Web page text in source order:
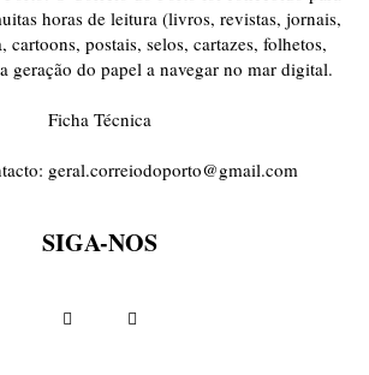
horas de leitura (livros, revistas, jornais,
cartoons, postais, selos, cartazes, folhetos,
geração do papel a navegar no mar digital.
Ficha Técnica
geral.correiodoporto@gmail.com
SIGA-NOS